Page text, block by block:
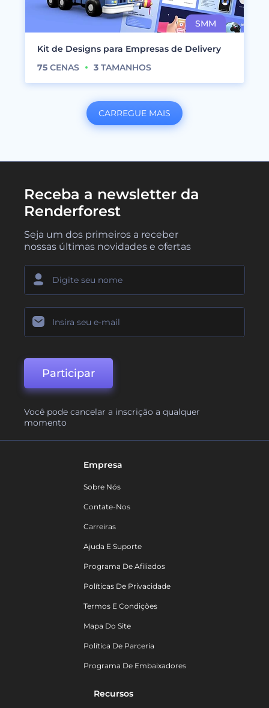
Kit de Designs para Empresas de Delivery
75 CENAS 3 TAMANHOS
CARREGUE MAIS
Receba a newsletter da
Renderforest
Seja um dos primeiros a receber
nossas últimas novidades e ofertas
Participar
Você pode cancelar a inscrição a qualquer
momento
Empresa
Sobre Nós
Contate-Nos
Carreiras
Ajuda E Suporte
Programa De Afiliados
Políticas De Privacidade
Termos E Condições
Mapa Do Site
Política De Parceria
Programa De Embaixadores
Recursos